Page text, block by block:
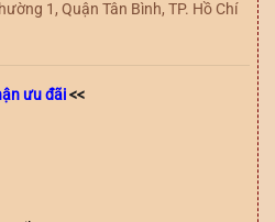
1, Quận Tân Bình, TP. Hồ Chí
ưu đãi<<